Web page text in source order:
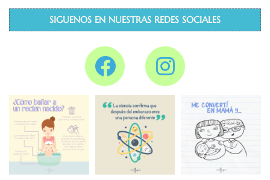
SIGUENOS EN NUESTRAS REDES SOCIALES